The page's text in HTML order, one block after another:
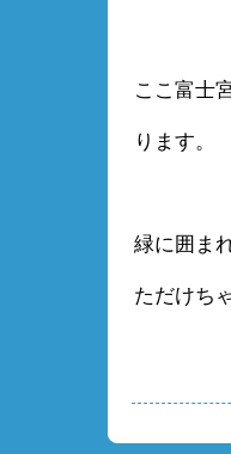
ここ富士
ります。
緑に囲ま
ただけち